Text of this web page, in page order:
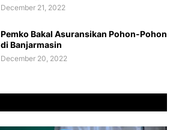
December 21, 2022
Pemko Bakal Asuransikan Pohon-Pohon
di Banjarmasin
December 20, 2022